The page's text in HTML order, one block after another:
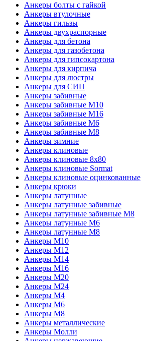
Анкеры болты с гайкой
Анкеры втулочные
Анкеры гильзы
Анкеры двухраспорные
Анкеры для бетона
Анкеры для газобетона
Анкеры для гипсокартона
Анкеры для кирпича
Анкеры для люстры
Анкеры для СИП
Анкеры забивные
Анкеры забивные М10
Анкеры забивные М16
Анкеры забивные М6
Анкеры забивные М8
Анкеры зимние
Анкеры клиновые
Анкеры клиновые 8х80
Анкеры клиновые Sormat
Анкеры клиновые оцинкованные
Анкеры крюки
Анкеры латунные
Анкеры латунные забивные
Анкеры латунные забивные М8
Анкеры латунные М6
Анкеры латунные М8
Анкеры М10
Анкеры М12
Анкеры М14
Анкеры М16
Анкеры М20
Анкеры М24
Анкеры М4
Анкеры М6
Анкеры М8
Анкеры металлические
Анкеры Молли